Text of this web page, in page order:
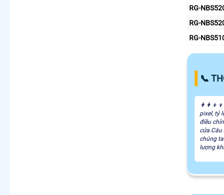
RG-
RG-
RG-
📞
pixel, tỷ
điều
chúng
lượng